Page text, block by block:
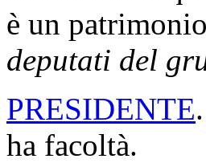
è un
deputati del
PRESIDENTE
ha facoltà.